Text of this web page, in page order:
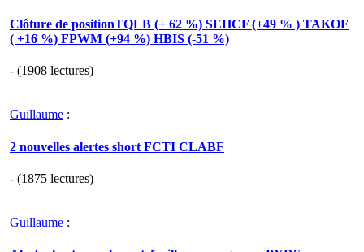
Clôture de positionTQLB (+ 62 %) SEHCF (+49 % ) TAKOF
( +16 %) FPWM (+94 %) HBIS (-51 %)
- (1908 lectures)
Guillaume :
2 nouvelles alertes short FCTI CLABF
- (1875 lectures)
Guillaume :